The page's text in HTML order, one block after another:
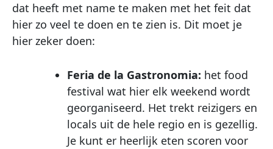
dat heeft met name te maken met het feit dat
hier zo veel te doen en te zien is. Dit moet je
hier zeker doen:
Feria de la Gastronomia: het food
festival wat hier elk weekend wordt
georganiseerd. Het trekt reizigers en
locals uit de hele regio en is gezellig.
Je kunt er heerlijk eten scoren voor